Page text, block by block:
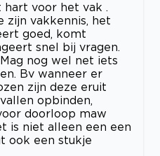
hart voor het vak .
zijn vakkennis, het
goed, komt
snel bij vragen.
nog wel net iets
Bv wanneer er
zijn deze eruit
opbinden,
doorloop maw
is niet alleen een een
ook een stukje